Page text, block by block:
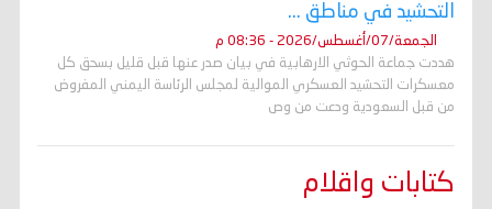
التحشيد في مناطق ...
الجمعة/07/أغسطس/2026 - 08:36 م
هددت جماعة الحوثي الارهابية في بيان صدر عنها قبل قليل بسحق كل
معسكرات التحشيد العسكري الموالية لمجلس الرئاسة اليمني المفروض
من قبل السعودية ودعت من وص
كتابات واقلام